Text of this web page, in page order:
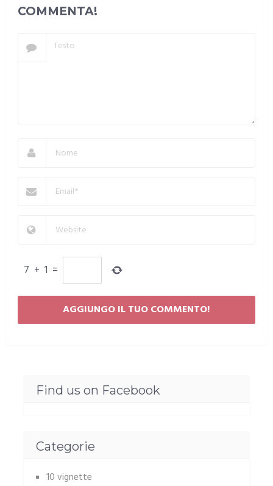
COMMENTA!
7 + 1 =
Find us on Facebook
Categorie
10 vignette